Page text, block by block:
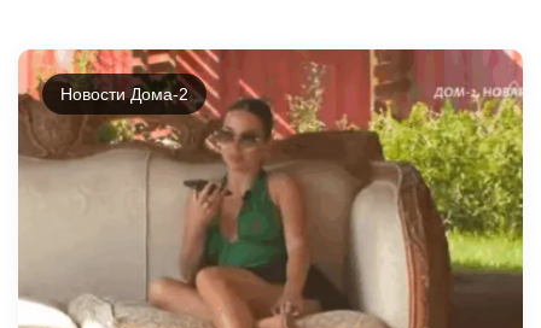
Новости Дома-2